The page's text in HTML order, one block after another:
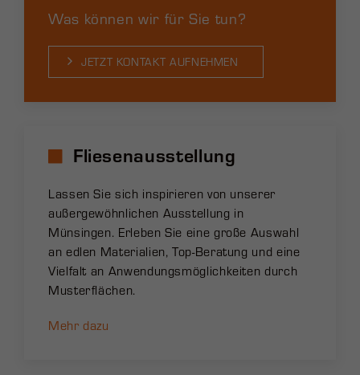
Was können wir für Sie tun?
JETZT KONTAKT AUFNEHMEN
Fliesenausstellung
Lassen Sie sich inspirieren von unserer
außergewöhnlichen Ausstellung in
Münsingen. Erleben Sie eine große Auswahl
an edlen Materialien, Top-Beratung und eine
Vielfalt an Anwendungsmöglichkeiten durch
Musterflächen.
Mehr dazu